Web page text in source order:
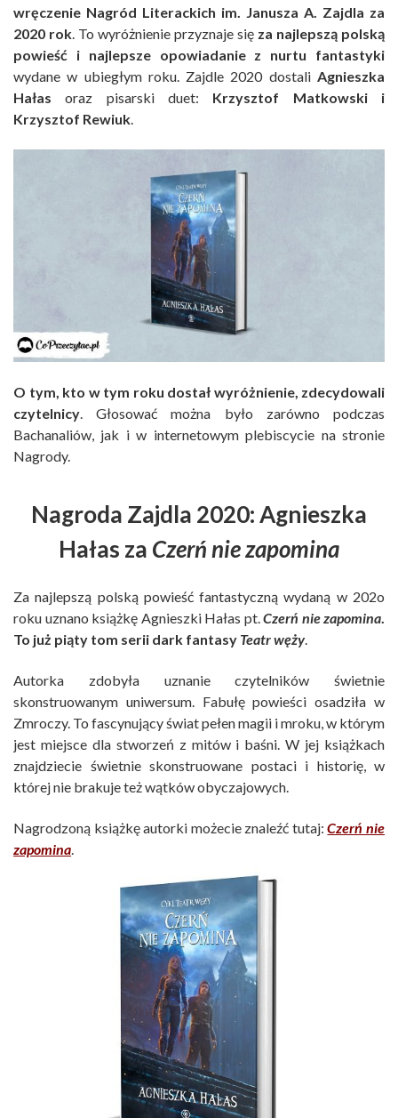
wręczenie Nagród Literackich im. Janusza A. Zajdla za
2020 rok. To wyróżnienie przyznaje się za najlepszą polską
powieść i najlepsze opowiadanie z nurtu fantastyki
wydane w ubiegłym roku. Zajdle 2020 dostali Agnieszka
Hałas oraz pisarski duet: Krzysztof Matkowski i
Krzysztof Rewiuk.
O tym, kto w tym roku dostał wyróżnienie, zdecydowali
czytelnicy. Głosować można było zarówno podczas
Bachanaliów, jak i w internetowym plebiscycie na stronie
Nagrody.
Nagroda Zajdla 2020: Agnieszka
Hałas za Czerń nie zapomina
Za najlepszą polską powieść fantastyczną wydaną w 202o
roku uznano książkę Agnieszki Hałas pt.Czerń nie zapomina.
To już piąty tom serii dark fantasy Teatr węży.
Autorka zdobyła uznanie czytelników świetnie
skonstruowanym uniwersum. Fabułę powieści osadziła w
Zmroczy. To fascynujący świat pełen magii i mroku, w którym
jest miejsce dla stworzeń z mitów i baśni. W jej książkach
znajdziecie świetnie skonstruowane postaci i historię, w
której nie brakuje też wątków obyczajowych.
Nagrodzoną książkę autorki możecie znaleźć tutaj:Czerń nie
zapomina.